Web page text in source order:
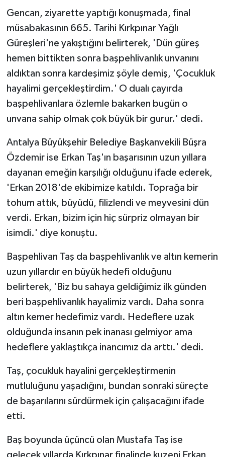
Gencan, ziyarette yaptığı konuşmada, final
müsabakasının 665. Tarihi Kırkpınar Yağlı
Güreşleri'ne yakıştığını belirterek, 'Dün güreş
hemen bittikten sonra başpehlivanlık unvanını
aldıktan sonra kardeşimiz şöyle demiş, 'Çocukluk
hayalimi gerçekleştirdim.' O dualı çayırda
başpehlivanlara özlemle bakarken bugün o
unvana sahip olmak çok büyük bir gurur.' dedi.
Antalya Büyükşehir Belediye Başkanvekili Büşra
Özdemir ise Erkan Taş'ın başarısının uzun yıllara
dayanan emeğin karşılığı olduğunu ifade ederek,
'Erkan 2018'de ekibimize katıldı. Toprağa bir
tohum attık, büyüdü, filizlendi ve meyvesini dün
verdi. Erkan, bizim için hiç sürpriz olmayan bir
isimdi.' diye konuştu.
Başpehlivan Taş da başpehlivanlık ve altın kemerin
uzun yıllardır en büyük hedefi olduğunu
belirterek, 'Biz bu sahaya geldiğimiz ilk günden
beri başpehlivanlık hayalimiz vardı. Daha sonra
altın kemer hedefimiz vardı. Hedeflere uzak
olduğunda insanın pek inanası gelmiyor ama
hedeflere yaklaştıkça inancımız da arttı.' dedi.
Taş, çocukluk hayalini gerçekleştirmenin
mutluluğunu yaşadığını, bundan sonraki süreçte
de başarılarını sürdürmek için çalışacağını ifade
etti.
Baş boyunda üçüncü olan Mustafa Taş ise